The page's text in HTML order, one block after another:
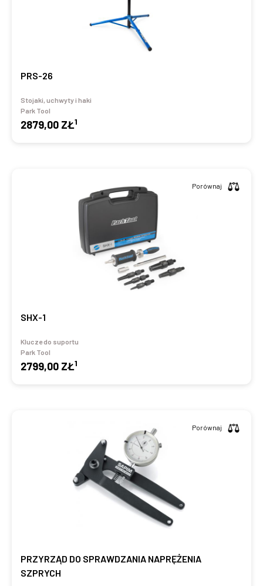
PRS-26
Stojaki, uchwyty i haki
Park Tool
2879,00 ZŁ1
SHX-1
Klucze do suportu
Park Tool
2799,00 ZŁ1
Porównaj
PRZYRZĄD DO SPRAWDZANIA NAPRĘŻENIA
SZPRYCH
Porównaj